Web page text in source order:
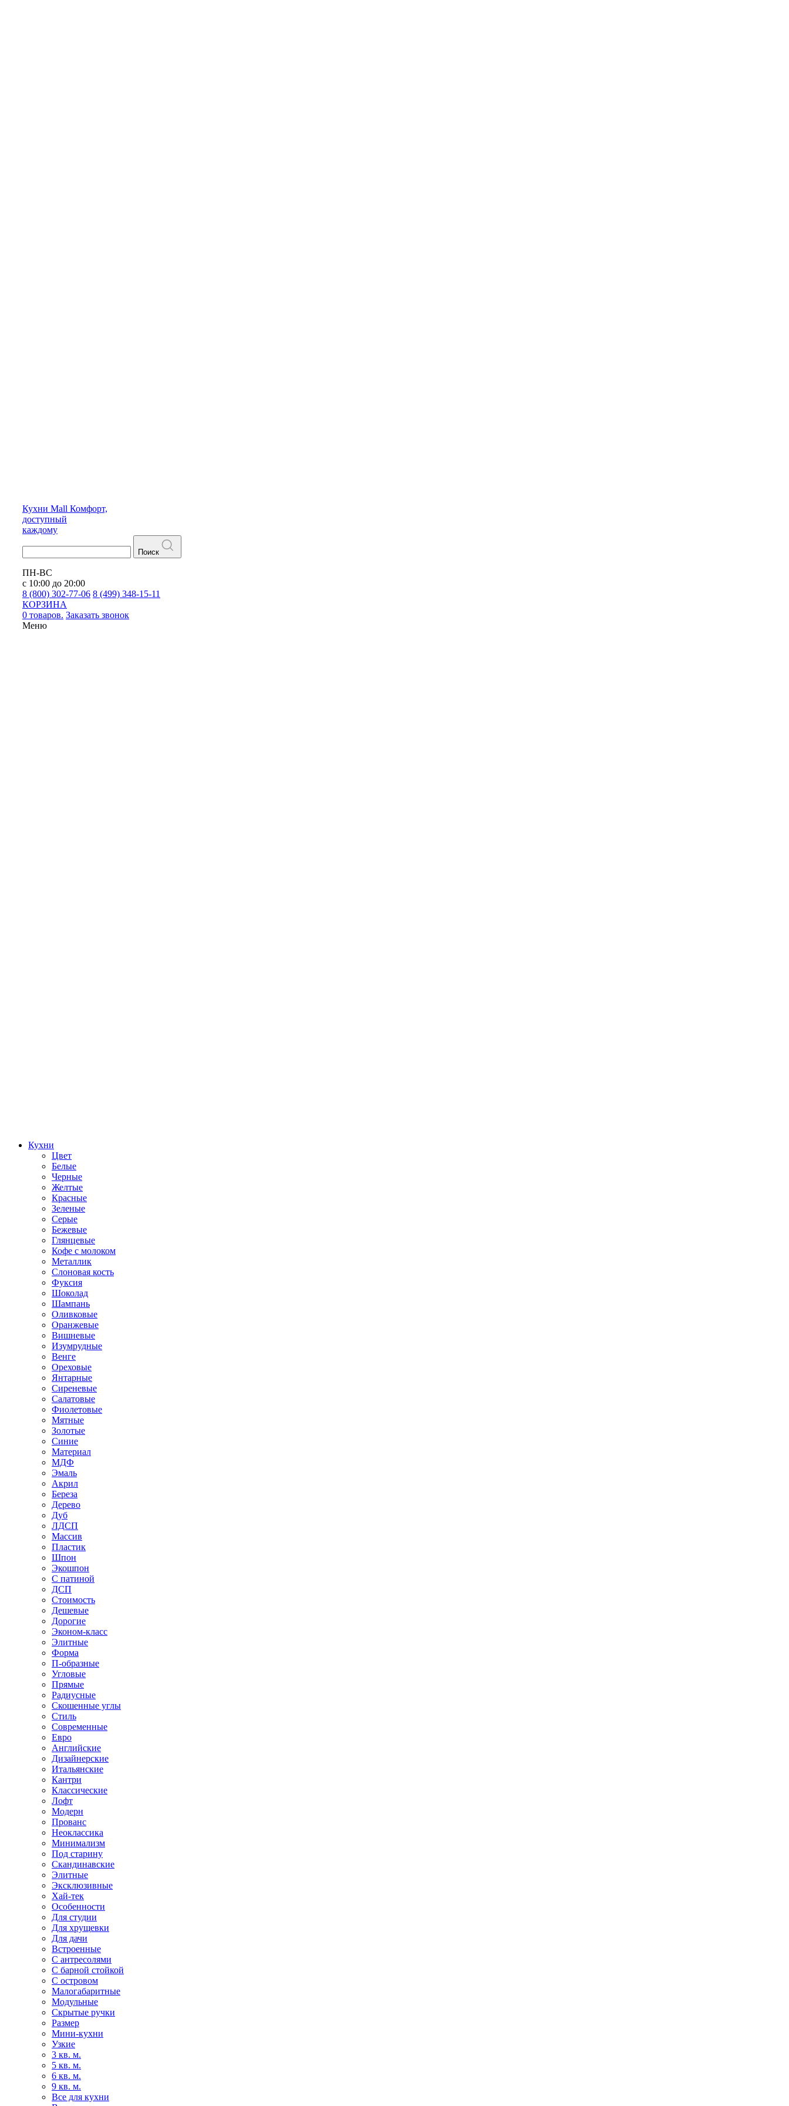
Кухни Mall Комфорт,
доступный
каждому
Поиск
ПН-ВС
с 10:00 до 20:00
8 (800) 302-77-06 8 (499) 348-15-11
КОРЗИНА
0 товаров. Заказать звонок
Меню
Кухни
Цвет
Белые
Черные
Желтые
Красные
Зеленые
Серые
Бежевые
Глянцевые
Кофе с молоком
Металлик
Слоновая кость
Фуксия
Шоколад
Шампань
Оливковые
Оранжевые
Вишневые
Изумрудные
Венге
Ореховые
Янтарные
Сиреневые
Салатовые
Фиолетовые
Мятные
Золотые
Синие
Материал
МДФ
Эмаль
Акрил
Береза
Дерево
Дуб
ЛДСП
Массив
Пластик
Шпон
Экошпон
С патиной
ДСП
Стоимость
Дешевые
Дорогие
Эконом-класс
Элитные
Форма
П-образные
Угловые
Прямые
Радиусные
Скошенные углы
Стиль
Современные
Евро
Английские
Дизайнерские
Итальянские
Кантри
Классические
Лофт
Модерн
Прованс
Неоклассика
Минимализм
Под старину
Скандинавские
Элитные
Эксклюзивные
Хай-тек
Особенности
Для студии
Для хрущевки
Для дачи
Встроенные
С антресолями
С барной стойкой
С островом
Малогабаритные
Модульные
Скрытые ручки
Размер
Мини-кухни
Узкие
3 кв. м.
5 кв. м.
6 кв. м.
9 кв. м.
Все для кухни